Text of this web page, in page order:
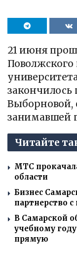
21 июня
Поволжского
Выборновой,
занимавшей
Читайте
МТС
области
Бизнес
партнерство
В Самарской
учебному
прямую